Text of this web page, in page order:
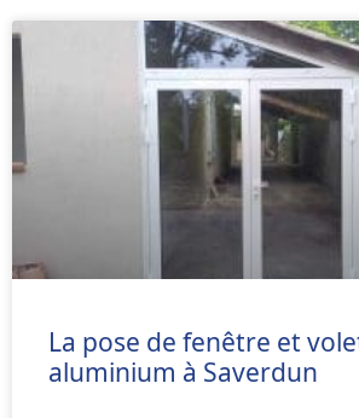
La pose de fenêtre et
aluminium à Saverdun